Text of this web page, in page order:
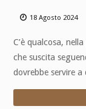
18 Agosto 2024
C’è qualcosa,
che suscita
dovrebbe servire